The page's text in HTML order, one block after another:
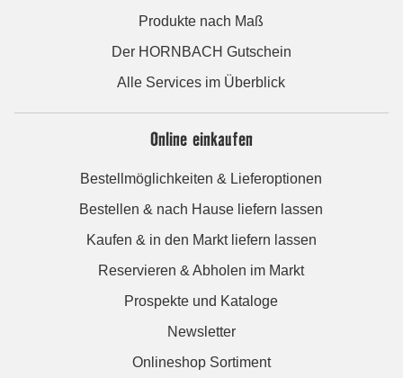
Produkte nach Maß
Der HORNBACH Gutschein
Alle Services im Überblick
Online einkaufen
Bestellmöglichkeiten & Lieferoptionen
Bestellen & nach Hause liefern lassen
Kaufen & in den Markt liefern lassen
Reservieren & Abholen im Markt
Prospekte und Kataloge
Newsletter
Onlineshop Sortiment